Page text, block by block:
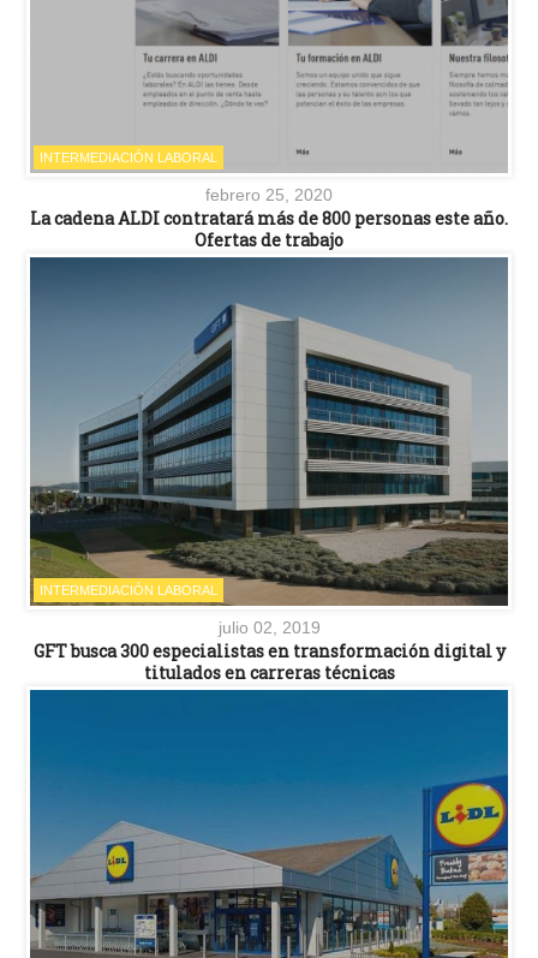
INTERMEDIACIÓN LABORAL
febrero 25, 2020
La cadena ALDI contratará más de 800 personas este año.
Ofertas de trabajo
INTERMEDIACIÓN LABORAL
julio 02, 2019
GFT busca 300 especialistas en transformación digital y
titulados en carreras técnicas